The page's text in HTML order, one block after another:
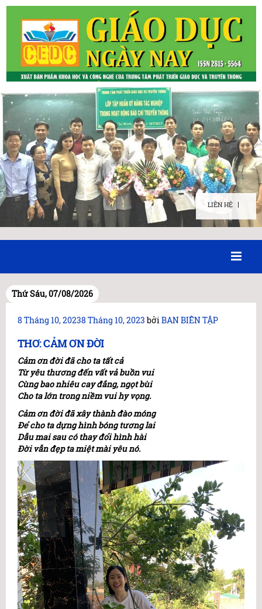
LIÊN HỆ
Thứ Sáu, 07/08/2026
Đăng
8 Tháng 10, 20238 Tháng 10, 2023 bởiBAN BIÊN TẬP
THƠ: CẢM ƠN ĐỜI
Cảm ơn đời đã cho ta tất cả
Từ yêu thương đến vất vả buồn vui
Cùng bao nhiêu cay đắng, ngọt bùi
Cho ta lớn trong niềm vui hy vọng.
Cảm ơn đời đã xây thành đào móng
Để cho ta dựng hình bóng tương lai
Dẫu mai sau có thay đổi hình hài
Đời vẫn đẹp ta miệt mài yêu nó.